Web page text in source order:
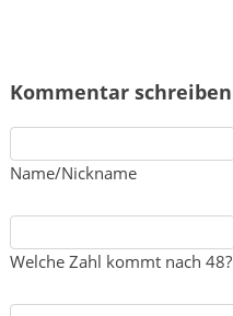
Kommentar schreiben
Name/Nickname
Welche Zahl kommt nach 48?